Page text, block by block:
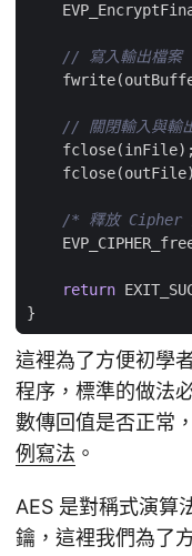
fwrite(
fclose(inFile);
fclose(outFile
/* 釋放 Cipher
return
}
這裡為了方便初學
程序，標準的做法
數傳回值是否正常
例寫法 。
AES 是對稱式演算
鑰，這裡我們為了